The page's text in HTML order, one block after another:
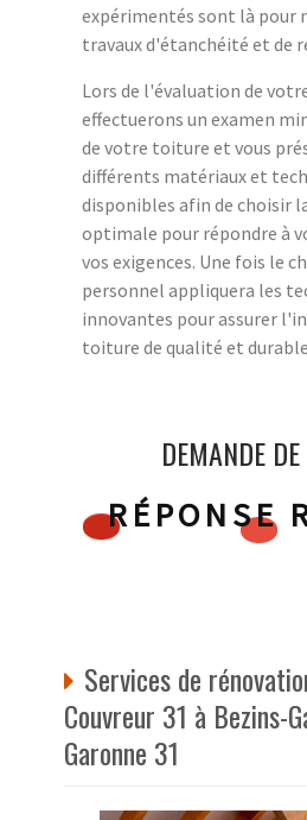
expérimentés sont là pour
travaux d'étanchéité et de
Lors de l'évaluation de
effectuerons un examen
de votre toiture et vous
différents matériaux et
disponibles afin de choisir
optimale pour répondre à
vos exigences. Une fois le
personnel appliquera les
innovantes pour assurer
toiture de qualité et
DEMANDE
RÉPONSE
Services de
Couvreur 31 à Bezins-
Garonne 31